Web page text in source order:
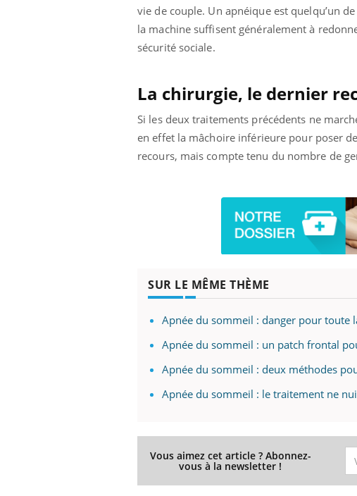
vie de couple. Un apnéique est quelqu’un
la machine suffisent généralement à
sécurité sociale.
La chirurgie, le dernier
Si les deux traitements précédents ne
en effet la mâchoire inférieure pour poser
recours, mais compte tenu du nombre de
SUR LE MÊME THÈME
Apnée du sommeil : danger pour toute
Apnée du sommeil : un patch frontal
Apnée du sommeil : deux méthodes
Apnée du sommeil : le traitement ne
Vous aimez cet article ? Abonnez-
vous à la newsletter !